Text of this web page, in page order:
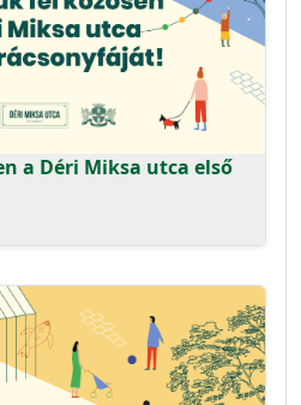
a Déri Miksa utca első